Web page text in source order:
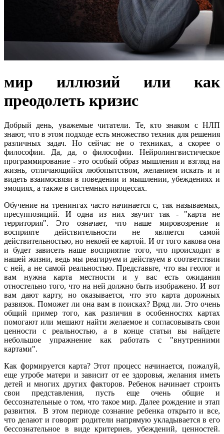
мир иллюзий или как
преодолеть кризис
Добрый день, уважемые читатели. Те, кто знаком с НЛП
знают, что в этом подходе есть множество техник для решения
различных задач. Но сейчас не о техниках, а скорее о
философии. Да, да, о философии. Нейролингвистическое
программирование - это особый образ мышления и взгляд на
жизнь, отличающийся любопытством, желанием искать и и
видеть взаимосвязи в поведении и мышлении, убеждениях и
эмоциях, а также в системных процессах.
Обучение на тренингах часто начинается с, так называемых,
пресуппозиций. И одна из них звучит так - "карта не
территория". Это означает, что наше мировозрение и
восприяте действительности не является самой
действительностью, но некоей ее картой. И от того какова она
и будет зависеть наше восприятие того, что происходит в
нашей жизни, ведь мы реагируем и действуем в соответствии
с ней, а не самой реальностью. Представьте, что вы геолог и
вам нужна карта местности и у вас есть ожидания
отностельно того, что на ней должно быть изображено. И вот
вам дают карту, но оказывается, что это карта дорожных
развязок. Поможет ли она вам в поисках? Вряд ли. Это очень
общий пример того, как различия в особенностях картах
помогают или мешают найти желаемое и согласовывать свои
ценности с реальностью, а в конце статьи вы найдете
небольшое упражнение как работать с "внутренними
картами".
Как формируется карта? Этот процесс начинается, пожалуй,
еще утробе матери и зависит от ее здоровья, желания иметь
детей и многих других факторов. Ребенок начинает строить
свои представления, пусть еще очень общие и
бессознательные о том, что такое мир. Далее рождение и этап
развития. В этом периоде сознание ребенка открыто и все,
что делают и говорят родители напрямую укладывается в его
бессознательное в виде критериев, убеждений, ценностей.